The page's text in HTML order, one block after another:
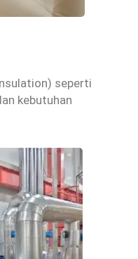
seperti
kebutuhan